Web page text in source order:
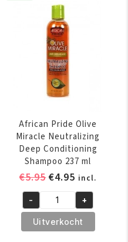
African Pride Olive
Miracle Neutralizing
Deep Conditioning
Shampoo 237 ml
€5.95
was:
€5.95.
€4.95 Huidige
prijs
is:
€4.95.
incl.
African
Pride
Olive
- +
Uitverkocht